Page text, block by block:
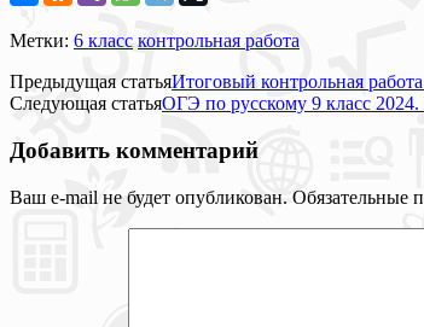
Метки: 6 класс контрольная работа
Предыдущая статьяИтоговый контрольная
Следующая статьяОГЭ по русскому 9 класс
Добавить комментарий
Ваш e-mail не будет опубликован. Обязательные